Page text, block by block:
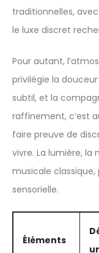
traditionnelles,
le luxe discret
Pour autant,
privilégie la
subtil, et la
raffinement, c’est
faire preuve de
vivre. La lumière, la
musicale
sensorielle.
Éléments